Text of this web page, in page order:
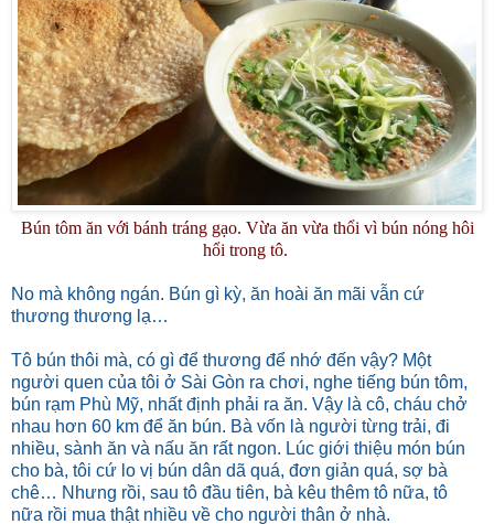
Bún tôm ăn với bánh tráng gạo. Vừa ăn vừa thổi vì bún nóng hôi
hổi trong tô.
No mà không ngán. Bún gì kỳ, ăn hoài ăn mãi vẫn cứ
thương thương lạ…
Tô bún thôi mà, có gì để thương để nhớ đến vậy? Một
người quen của tôi ở Sài Gòn ra chơi, nghe tiếng bún tôm,
bún rạm Phù Mỹ, nhất định phải ra ăn. Vậy là cô, cháu chở
nhau hơn 60 km để ăn bún. Bà vốn là người từng trải, đi
nhiều, sành ăn và nấu ăn rất ngon. Lúc giới thiệu món bún
cho bà, tôi cứ lo vị bún dân dã quá, đơn giản quá, sợ bà
chê… Nhưng rồi, sau tô đầu tiên, bà kêu thêm tô nữa, tô
nữa rồi mua thật nhiều về cho người thân ở nhà.